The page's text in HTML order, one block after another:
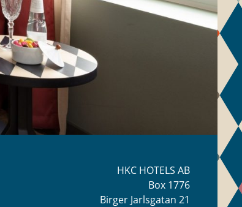
HKC HOTELS AB
Box 1776
Birger Jarlsgatan 21